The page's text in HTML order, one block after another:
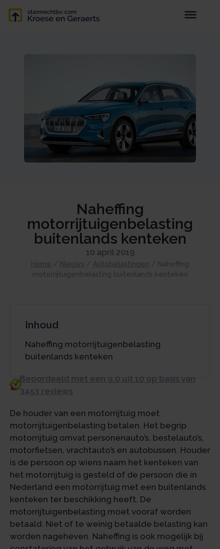
Naheffing
motorrijtuigenbelasting
buitenlands kenteken
10 april 2019
Home / Nieuws / Autobelastingen / Naheffing
motorrijtuigenbelasting buitenlands kenteken
Inhoud
Naheffing motorrijtuigenbelasting
buitenlands kenteken
Beoordeeld met een 9.0 uit 10 op basis van
3453 reviews
De houder van een motorrijtuig moet
motorrijtuigenbelasting betalen. Het begrip
motorrijtuig omvat personenauto’s, bestelauto’s,
motorfietsen, vrachtauto’s en autobussen. Houder
is de persoon op wiens naam het kenteken van
het motorrijtuig is gesteld of de persoon die in
Nederland een motorrijtuig met een buitenlands
kenteken ter beschikking heeft. De
motorrijtuigenbelasting moet vooraf worden
betaald. Niet of te weinig betaalde belasting kan
worden nageheven. Naheffing is ook mogelijk bij